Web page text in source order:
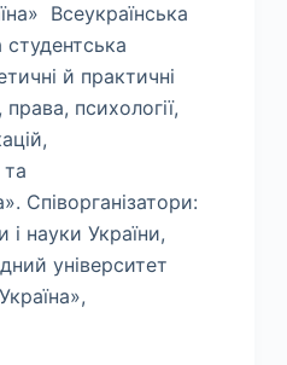
Всеукраїнська
й практичні
психології,
та
Співорганізатори:
і науки України,
університет